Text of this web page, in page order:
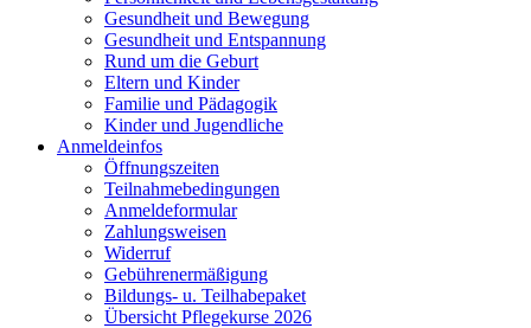
Gesundheit und Bewegung
Gesundheit und Entspannung
Rund um die Geburt
Eltern und Kinder
Familie und Pädagogik
Kinder und Jugendliche
Anmeldeinfos
Öffnungszeiten
Teilnahmebedingungen
Anmeldeformular
Zahlungsweisen
Widerruf
Gebührenermäßigung
Bildungs- u. Teilhabepaket
Übersicht Pflegekurse 2026